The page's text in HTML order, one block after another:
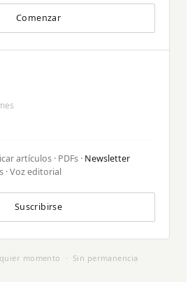
Comenzar
artículos · PDFs · Newsletter
· Voz editorial
Suscribirse
momento · Sin permanencia